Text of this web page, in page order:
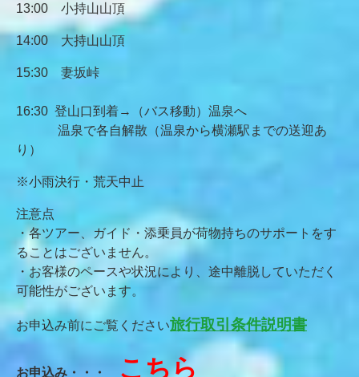
13:00 小持山山頂
14:00 大持山山頂
15:30 妻坂峠
16:30 登山口到着→（バス移動）温泉へ
温泉で各自解散（温泉から横瀬駅までの送迎あ
り）
※小雨決行・荒天中止
注意点
・各ツアー、ガイド・添乗員が荷物持ちのサポートをす
ることはございません。
・お客様のペースや状況により、途中離脱していただく
可能性がございます。
お申込み前にご覧ください旅行取引条件説明書
お申込み・・・ こちら